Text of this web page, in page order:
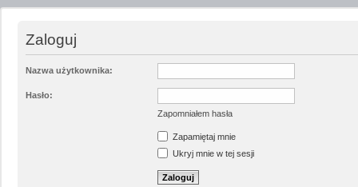
Zaloguj
Nazwa użytkownika:
Hasło:
Zapomniałem hasła
Zapamiętaj mnie
Ukryj mnie w tej sesji